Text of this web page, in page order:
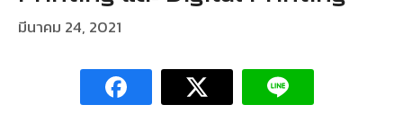
มีนาคม 24, 2021